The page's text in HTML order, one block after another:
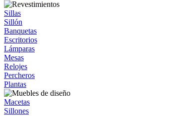
Sillas
Sillón
Banquetas
Escritorios
Lámparas
Mesas
Relojes
Percheros
Plantas
Macetas
Sillones